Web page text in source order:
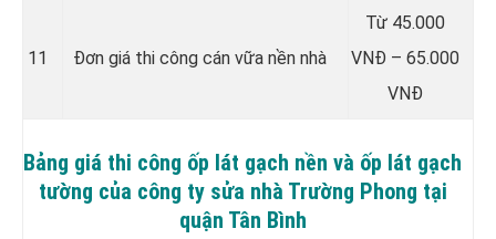
11 Đơn giá thi công cán vữa nền nhà
Từ 45.000
VNĐ – 65.000
VNĐ
Bảng giá thi công ốp lát gạch nền và ốp lát gạch
tường của công ty sửa nhà Trường Phong tại
quận Tân Bình